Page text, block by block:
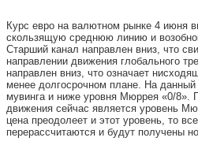
Курс евро на валютном рынке 4 июня
скользящую среднюю линию и
Старший канал направлен вниз, что
направлении движения глобального
направлен вниз, что означает
менее долгосрочном плане. На
мувинга и ниже уровня Мюррея «0/8».
движения сейчас является уровень
цена преодолеет и этот уровень, то все
перерассчитаются и будут получены